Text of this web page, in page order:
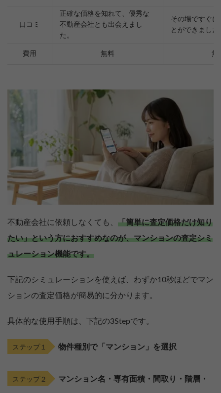
口コミ
正確な価格を知れて、優秀な
不動産会社とも出会えまし
た。
その場ですぐ
とができました
費用 無料 無
不動産会社に依頼しなくても、 「簡単に査定価格だけ知り
たい」という方におすすめなのが、マンションの査定シミ
ュレーション機能です。
下記のシミュレーションを使えば、わずか10秒ほどでマン
ションの査定価格が簡易的に分かります。
具体的な使用手順は、下記の3Stepです。
ステップ１ 物件種別で「マンション」を選択
ステップ２ マンション名・専有面積・間取り・階層・